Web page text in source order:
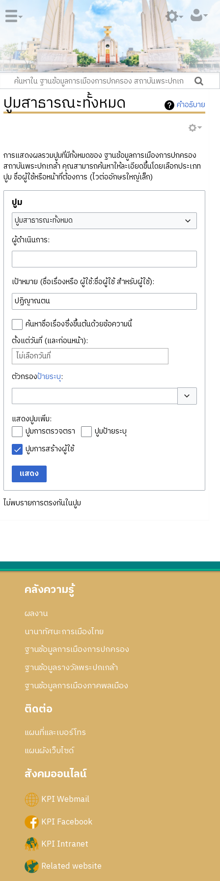
คำอธิบาย
ปูมสาธารณะทั้งหมด
การแสดงผลรวมปูมที่มีทั้งหมดของ ฐานข้อมูลการเมืองการปกครอง
สถาบันพระปกเกล้า คุณสามารถค้นหาให้ละเอียดขึ้นโดยเลือกประเภท
ปูม ชื่อผู้ใช้หรือหน้าที่ต้องการ (ไวต่ออักษรใหญ่เล็ก)
ปูม
ปูมสาธารณะทั้งหมด
ผู้ดำเนินการ:
เป้าหมาย (ชื่อเรื่องหรือ ผู้ใช้:ชื่อผู้ใช้ สำหรับผู้ใช้):
ค้นหาชื่อเรื่องซึ่งขึ้นต้นด้วยข้อความนี้
ตั้งแต่วันที่ (และก่อนหน้า):
ไม่เลือกวันที่
ตัวกรองป้ายระบุ:
สลับตัวเลือก
แสดงปูมเพิ่ม:
ปูมการตรวจตรา
ปูมป้ายระบุ
ปูมการสร้างผู้ใช้
แสดง
ไม่พบรายการตรงกันในปูม
คลังความรู้
ผลงาน
นานาทัศนะการเมืองไทย
ฐานข้อมูลการเมืองการปกครอง
ฐานข้อมูลรางวัลพระปกเกล้า
ฐานข้อมูลการเมืองภาคพลเมือง
ติดต่อ
แผนที่และเบอร์โทร
แผนผังเว็บไซด์
สังคมออนไลน์
KPI Webmail
KPI Facebook
KPI Intranet
Related website